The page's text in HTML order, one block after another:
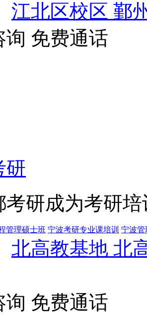
江北区校区 鄞
询 免费通话
研
考研成为考研
管理硕士班 宁波考研专业课培训 宁波管
北高教基地 北
询 免费通话